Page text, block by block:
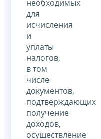
необходимых
для
исчисления
и
уплаты
налогов,
в том
числе
документов,
подтверждающих
получение
доходов,
осуществление